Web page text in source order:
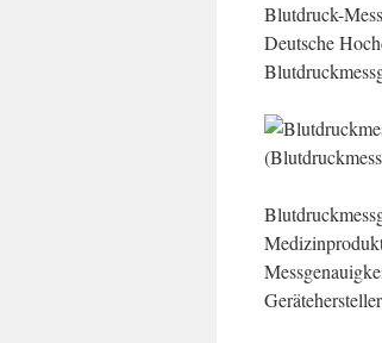
Blutdruck-
Deutsche